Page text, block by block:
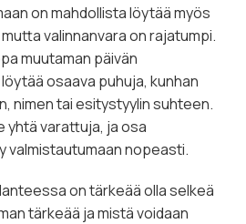
on mahdollista löytää myös
valinnanvara on rajatumpi.
muutaman päivän
osaava puhuja, kunhan
nimen tai esitystyylin suhteen.
yhtä varattuja, ja osa
valmistautumaan nopeasti.
on tärkeää olla selkeä
tärkeää ja mistä voidaan